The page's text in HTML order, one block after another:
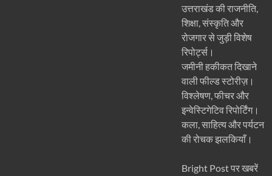
उत्तराखंड की राजनीति,
शिक्षा, संस्कृति और
रोजगार से जुड़ी विशेष
रिपोर्ट्स।
जमीनी हकीकत दिखाने
वाली फील्ड स्टोरीज़।
विश्लेषण, फीचर और
इन्वेस्टिगेटिव रिपोर्टिंग।
कला, साहित्य और पर्यटन
की रोचक झलकियाँ।
Bright Post पर खबरें